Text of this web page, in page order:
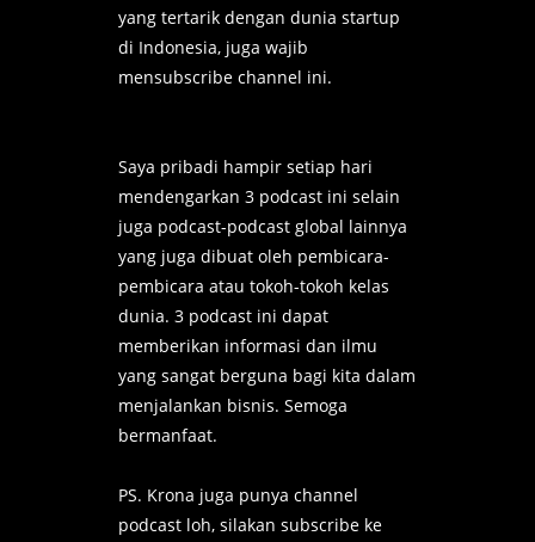
yang tertarik dengan dunia startup
di Indonesia, juga wajib
mensubscribe channel ini.
Saya pribadi hampir setiap hari
mendengarkan 3 podcast ini selain
juga podcast-podcast global lainnya
yang juga dibuat oleh pembicara-
pembicara atau tokoh-tokoh kelas
dunia. 3 podcast ini dapat
memberikan informasi dan ilmu
yang sangat berguna bagi kita dalam
menjalankan bisnis. Semoga
bermanfaat.
PS. Krona juga punya channel
podcast loh, silakan subscribe ke